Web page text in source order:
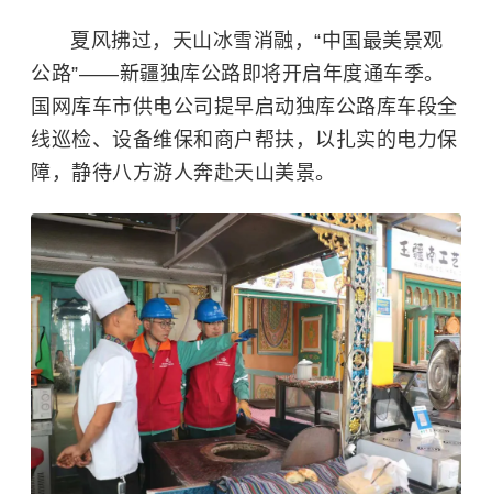
夏风拂过，天山冰雪消融，“中国最美景观
公路”——新疆独库公路即将开启年度通车季。
国网库车市供电公司提早启动独库公路库车段全
线巡检、设备维保和商户帮扶，以扎实的电力保
障，静待八方游人奔赴天山美景。